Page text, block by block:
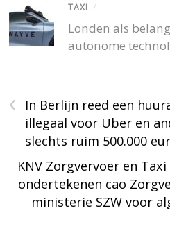
TAXI /
Londen als
autonome
‹
In Berlijn reed een
illegaal voor Uber en
slechts ruim 500.000
KNV Zorgvervoer en
ondertekenen cao
ministerie SZW voor